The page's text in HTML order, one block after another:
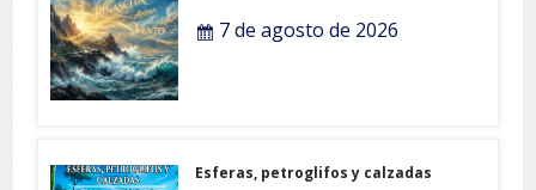
7 de agosto de 2026
Esferas, petroglifos y calzadas